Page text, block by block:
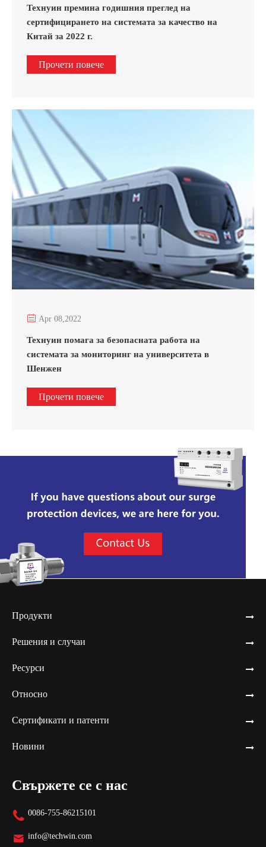
Технуин премина годишния преглед на
сертифицирането на системата за качество на
Китай за 2022 г.
Прочети повече
 Apr 08,2022
Технуин помага за безопасната работа на
системата за мониторинг на университета в
Шенжен
Прочети повече
Продукти
Решения и случаи
Ресурси
Относно
Сертификати и патенти
Новини
Свържете се с нас
 0086-755-86215101
 info@techwin.com